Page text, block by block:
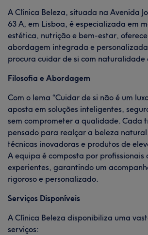
A Clínica Beleza, situada na Avenida
63 A, em Lisboa, é especializada em
estética, nutrição e bem-estar,
abordagem integrada e
procura cuidar de si com naturalidade
Filosofia e Abordagem
Com o lema “Cuidar de si não é um
aposta em soluções inteligentes,
sem comprometer a qualidade. Cada
pensado para realçar a beleza
técnicas inovadoras e produtos de
A equipa é composta por profissionais
experientes, garantindo um
rigoroso e personalizado.​
Serviços Disponíveis
A Clínica Beleza disponibiliza uma
serviços: